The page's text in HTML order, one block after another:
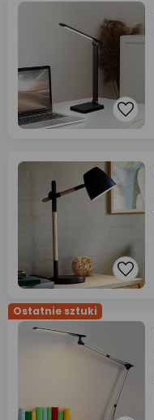
Ostatnie sztuki